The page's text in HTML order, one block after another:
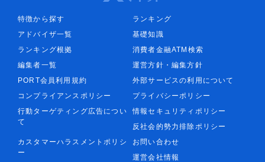
特徴から探す
ランキング
アドバイザ一覧
基礎知識
ランキング根拠
消費者金融ATM検索
編集者一覧
運営方針・編集方針
PORT会員利用規約
外部サービスの利用について
コンプライアンスポリシー
プライバシーポリシー
行動ターゲティング広告につい
て
情報セキュリティポリシー
反社会的勢力排除ポリシー
カスタマーハラスメントポリシ
ー
お問い合わせ
運営会社情報